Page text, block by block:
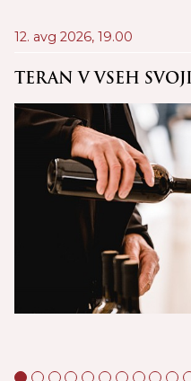
12. avg 2026, 19.00
TERAN V VSEH